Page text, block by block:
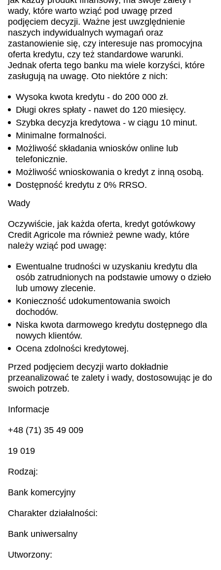
wady, które warto wziąć pod uwagę przed
podjęciem decyzji. Ważne jest uwzględnienie
naszych indywidualnych wymagań oraz
zastanowienie się, czy interesuje nas promocyjna
oferta kredytu, czy też standardowe warunki.
Jednak oferta tego banku ma wiele korzyści, które
zasługują na uwagę. Oto niektóre z nich:
Wysoka kwota kredytu - do 200 000 zł.
Długi okres spłaty - nawet do 120 miesięcy.
Szybka decyzja kredytowa - w ciągu 10 minut.
Minimalne formalności.
Możliwość składania wniosków online lub
telefonicznie.
Możliwość wnioskowania o kredyt z inną osobą.
Dostępność kredytu z 0% RRSO.
Wady
Oczywiście, jak każda oferta, kredyt gotówkowy
Credit Agricole ma również pewne wady, które
należy wziąć pod uwagę:
Ewentualne trudności w uzyskaniu kredytu dla
osób zatrudnionych na podstawie umowy o dzieło
lub umowy zlecenie.
Konieczność udokumentowania swoich
dochodów.
Niska kwota darmowego kredytu dostępnego dla
nowych klientów.
Ocena zdolności kredytowej.
Przed podjęciem decyzji warto dokładnie
przeanalizować te zalety i wady, dostosowując je do
swoich potrzeb.
Informacje
+48 (71) 35 49 009
19 019
Rodzaj:
Bank komercyjny
Charakter działalności:
Bank uniwersalny
Utworzony: